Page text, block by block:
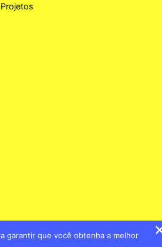
garantir que você obtenha a melhor